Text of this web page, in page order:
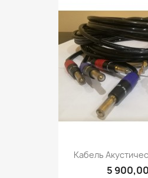
Кабель
5